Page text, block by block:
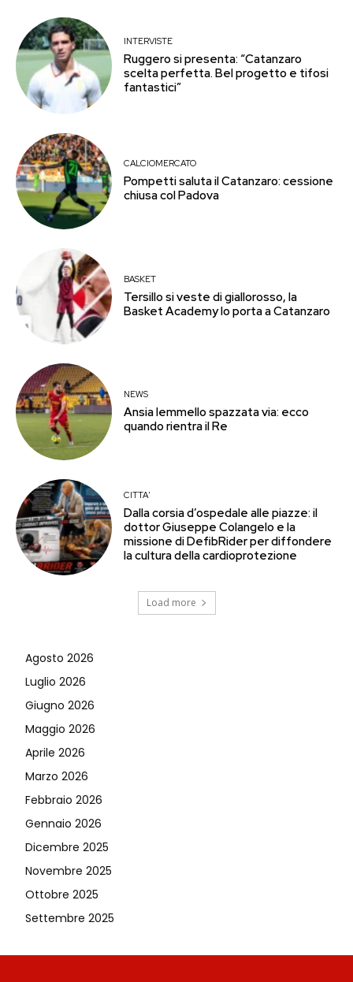
INTERVISTE
Ruggero si presenta: “Catanzaro
scelta perfetta. Bel progetto e tifosi
fantastici”
CALCIOMERCATO
Pompetti saluta il Catanzaro: cessione
chiusa col Padova
BASKET
Tersillo si veste di giallorosso, la
Basket Academy lo porta a Catanzaro
NEWS
Ansia Iemmello spazzata via: ecco
quando rientra il Re
CITTA'
Dalla corsia d’ospedale alle piazze: il
dottor Giuseppe Colangelo e la
missione di DefibRider per diffondere
la cultura della cardioprotezione
Load more
Agosto 2026
Luglio 2026
Giugno 2026
Maggio 2026
Aprile 2026
Marzo 2026
Febbraio 2026
Gennaio 2026
Dicembre 2025
Novembre 2025
Ottobre 2025
Settembre 2025